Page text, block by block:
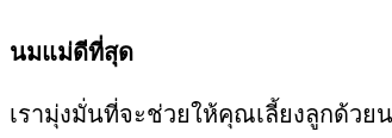
นมแม่ดีที่สุด
เรามุ่งมั่นที่จะช่วยให้คุณเลี้ยงลูกด้วย